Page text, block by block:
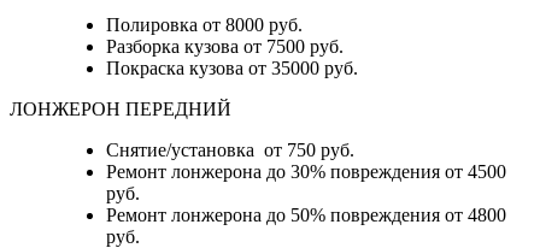
Полировка от 8000 руб.
Разборка кузова от 7500 руб.
Покраска кузова от 35000 руб.
ЛОНЖЕРОН ПЕРЕДНИЙ
Снятие/установка от 750 руб.
Ремонт лонжерона до 30% повреждения от 4500
руб.
Ремонт лонжерона до 50% повреждения от 4800
руб.